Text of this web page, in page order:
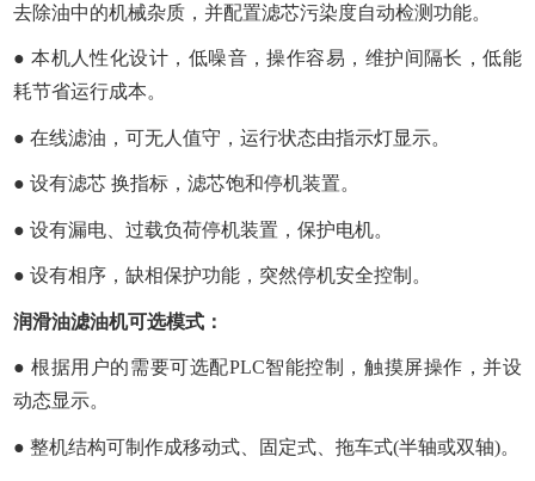
去除油中的机械杂质，并配置滤芯污染度自动检测功能。
● 本机人性化设计，低噪音，操作容易，维护间隔长，低能
耗节省运行成本。
● 在线滤油，可无人值守，运行状态由指示灯显示。
● 设有滤芯 换指标，滤芯饱和停机装置。
● 设有漏电、过载负荷停机装置，保护电机。
● 设有相序，缺相保护功能，突然停机安全控制。
润滑油滤油机可选模式：
● 根据用户的需要可选配PLC智能控制，触摸屏操作，并设
动态显示。
● 整机结构可制作成移动式、固定式、拖车式(半轴或双轴)。